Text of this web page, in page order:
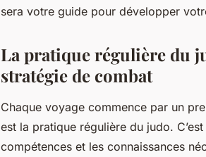
sera votre guide pour développer
La pratique régulière du
stratégie de combat
Chaque voyage commence par un
est la pratique régulière du judo.
compétences et les connaissances